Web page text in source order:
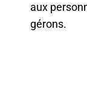
aux
gérons.